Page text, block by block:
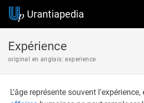
Urantiapedia
Expérience
original en anglais: experience
L'âge représente souvent